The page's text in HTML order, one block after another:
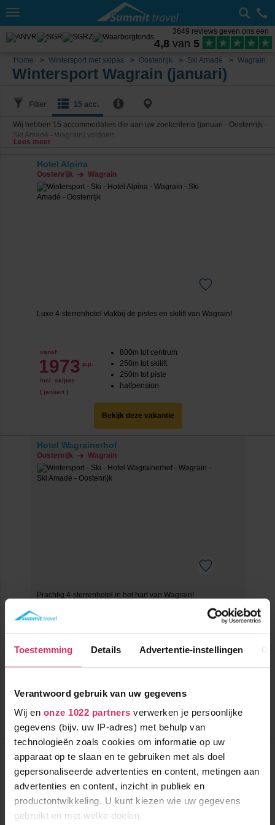
Toestemming Details Advertentie-instellingen
Verantwoord gebruik van uw gegevens
Wij en onze 1022 partners verwerken je persoonlijke
gegevens (bijv. uw IP-adres) met behulp van
technologieën zoals cookies om informatie op uw
apparaat op te slaan en te gebruiken met als doel
gepersonaliseerde advertenties en content, metingen aan
advertenties en content, inzicht in publiek en
productontwikkeling. U kunt kiezen wie uw gegevens
gebruikt en met welke doelen.
Toggle
3649 reviews geven ons een
4,8 van 5
Home Wintersport met skipas Oostenrijk Ski Amadé Wagrain
Wintersport Wagrain (januari)
Filter 15 acc.
Wij hebben 15 accommodaties die aan uw zoekcriteria (januari - Oostenrijk -
Ski Amadé - Wagrain) voldoen.
Lees meer
Hotel Alpina
Oostenrijk Wagrain
Luxe 4-sterrenhotel vlakbij de pistes en skilift van Wagrain!
vanaf
1973 p.p.
incl. skipas
( januari )
800m tot centrum
250m tot skilift
250m tot piste
halfpension
Bekijk deze vakantie
Hotel Wagrainerhof
Oostenrijk Wagrain
Prachtig 4-sterrenhotel in het hart van Wagrain!
vanaf
863
0m tot centrum
500m tot skilift
500m tot piste
halfpension
Bekijk deze vakantie
Pension Oberauer
Oostenrijk Wagrain